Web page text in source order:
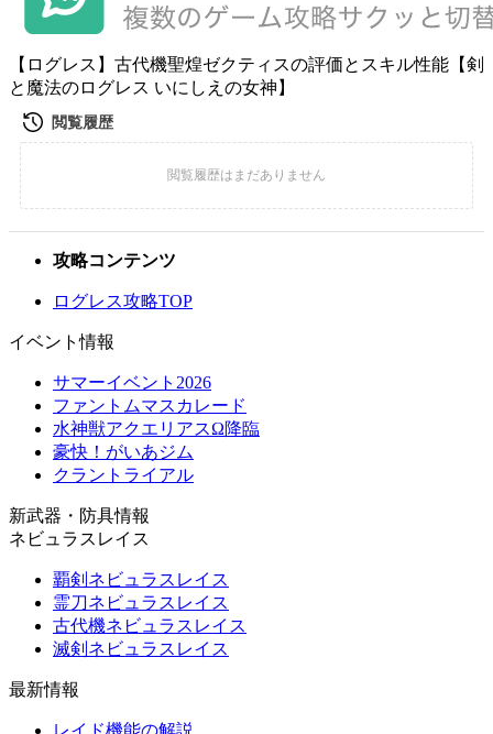
【ログレス】古代機聖煌ゼクティスの評価とスキル性能【剣
と魔法のログレス いにしえの女神】
攻略コンテンツ
ログレス攻略TOP
イベント情報
サマーイベント2026
ファントムマスカレード
水神獣アクエリアスΩ降臨
豪快！がいあジム
クラントライアル
新武器・防具情報
ネビュラスレイス
覇剣ネビュラスレイス
霊刀ネビュラスレイス
古代機ネビュラスレイス
滅剣ネビュラスレイス
最新情報
レイド機能の解説